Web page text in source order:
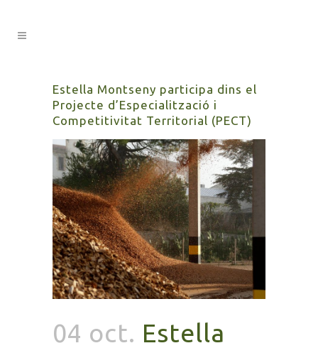
Estella Montseny participa dins el
Projecte d’Especialització i
Competitivitat Territorial (PECT)
04 oct. Estella